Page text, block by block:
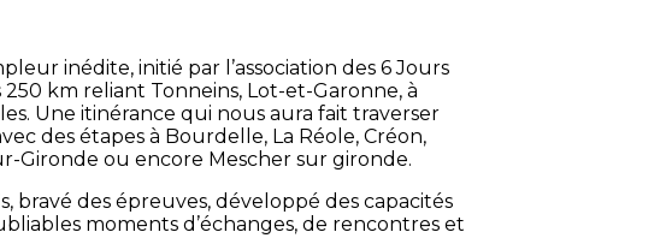
inédite, initié par l’association des 6 Jours
km reliant Tonneins, Lot-et-Garonne, à
Une itinérance qui nous aura fait traverser
des étapes à Bourdelle, La Réole, Créon,
Gironde ou encore Mescher sur gironde.
bravé des épreuves, développé des capacités
moments d’échanges, de rencontres et